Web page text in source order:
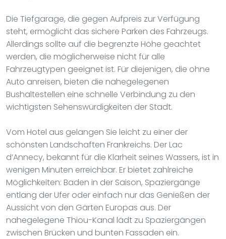
Die Tiefgarage, die gegen Aufpreis zur Verfügung
steht, ermöglicht das sichere Parken des Fahrzeugs.
Allerdings sollte auf die begrenzte Höhe geachtet
werden, die möglicherweise nicht für alle
Fahrzeugtypen geeignet ist. Für diejenigen, die ohne
Auto anreisen, bieten die nahegelegenen
Bushaltestellen eine schnelle Verbindung zu den
wichtigsten Sehenswürdigkeiten der Stadt.
Vom Hotel aus gelangen Sie leicht zu einer der
schönsten Landschaften Frankreichs. Der Lac
d’Annecy, bekannt für die Klarheit seines Wassers, ist in
wenigen Minuten erreichbar. Er bietet zahlreiche
Möglichkeiten: Baden in der Saison, Spaziergänge
entlang der Ufer oder einfach nur das Genießen der
Aussicht von den Gärten Europas aus. Der
nahegelegene Thiou-Kanal lädt zu Spaziergängen
zwischen Brücken und bunten Fassaden ein.